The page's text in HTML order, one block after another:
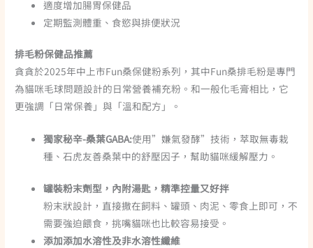
適度增加腸胃保健品
定期監測體重、食慾與排便狀況
排毛粉保健品推薦
貪貪於2025年中上市Fun桑保健粉系列，其中Fun桑排毛粉是專門
為貓咪毛球問題設計的日常營養補充粉。和一般化毛膏相比，它
更強調「日常保養」與「溫和配方」。
獨家秘辛-桑葉GABA:使用”嫌氣發酵”技術，萃取無毒栽
種、石虎友善桑葉中的舒壓因子，幫助貓咪緩解壓力。
罐裝粉末劑型，內附湯匙，精準控量又好拌
粉末狀設計，直接撒在飼料、罐頭、肉泥、零食上即可，不
需要強迫餵食，挑嘴貓咪也比較容易接受。
添加添加水溶性及非水溶性纖維